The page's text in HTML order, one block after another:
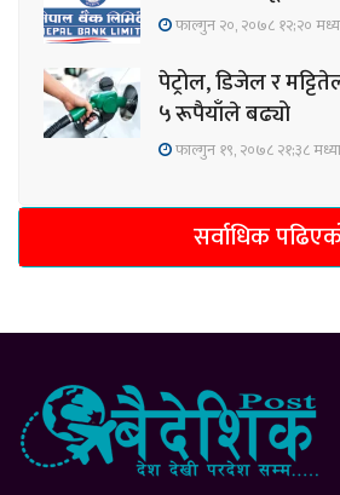
फाल्गुन २०, २०७८ १२;२०
पेट्रोल, डिजेल र
५ रूपैयाँले बढ्यो
फाल्गुन १९, २०७८ २१;३८
सर्वाधिक